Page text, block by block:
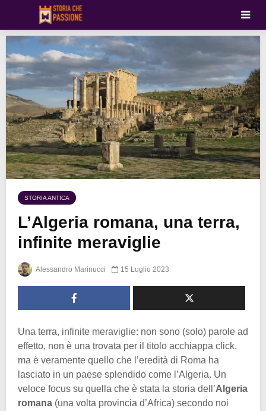
STORIA ANTICA
L’Algeria romana, una terra,
infinite meraviglie
Alessandro Marinucci 15 Luglio 2023
Una terra, infinite meraviglie: non sono (solo) parole ad
effetto, non è una trovata per il titolo acchiappa click,
ma è veramente quello che l’eredità di Roma ha
lasciato in un paese splendido come l’Algeria. Un
veloce focus su quella che è stata la storia dell’Algeria
romana (una volta provincia d’Africa) secondo noi